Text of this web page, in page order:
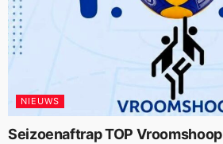
NIEUWS
Seizoenaftrap TOP Vroomshoop